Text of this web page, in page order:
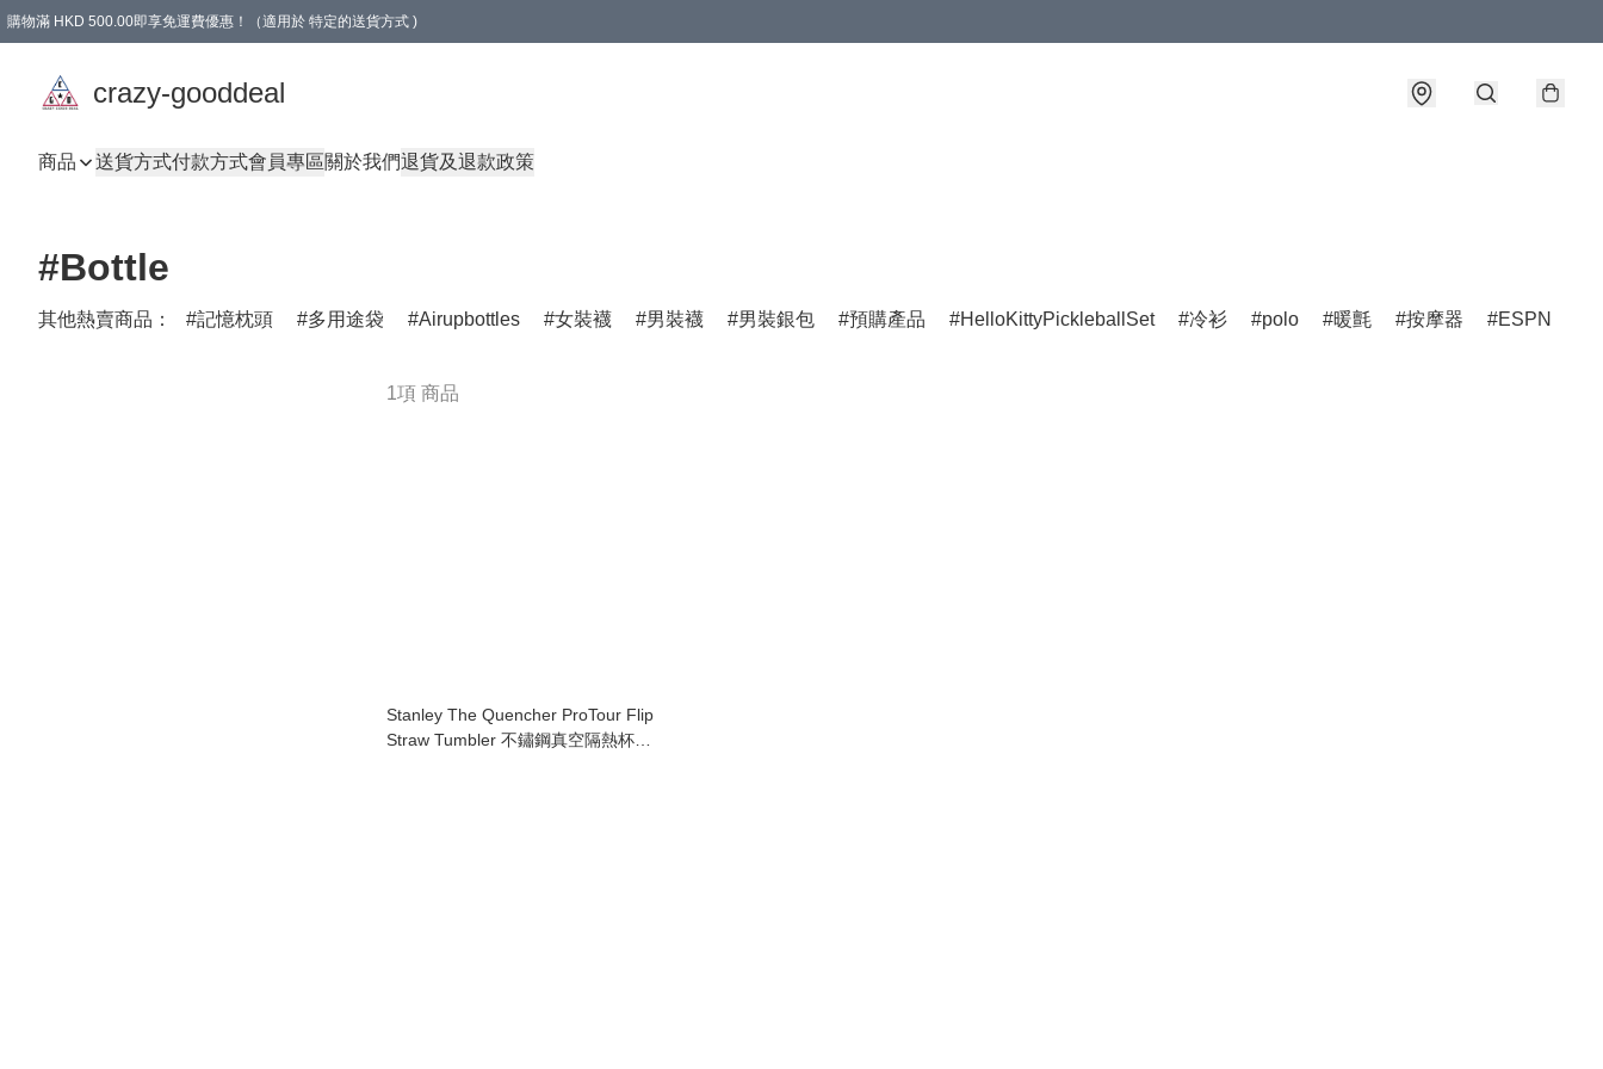
購物滿 HKD 500.00即享免運費優惠！（適用於 特定的送貨方式 )
crazy-gooddeal
商品 送貨方式付款方式會員專區關於我們退貨及退款政策
#Bottle
其他熱賣商品： 記憶枕頭 多用途袋 Airupbottles 女裝襪 男裝襪 男裝銀包 預購產品 HelloKittyPickleballSet 冷衫 polo 暖氈 按摩器 ESPN
1項 商品
Stanley The Quencher ProTour Flip
Straw Tumbler 不鏽鋼真空隔熱杯